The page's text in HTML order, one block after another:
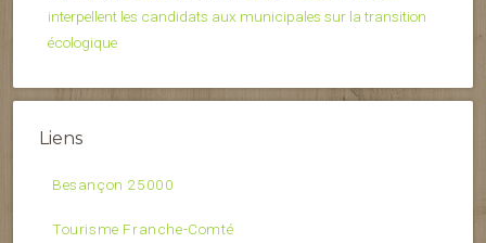
interpellent les candidats aux municipales sur la transition
écologique
Liens
Besançon 25000
Tourisme Franche-Comté